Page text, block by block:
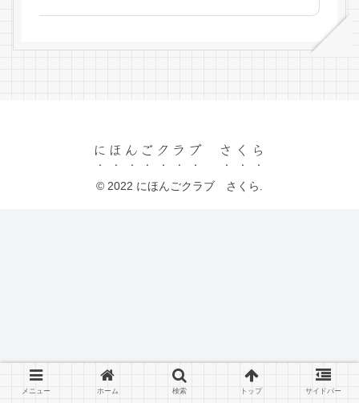
にほんごクラブ さくら
© 2022 にほんごクラブ さくら.
メニュー ホーム 検索 トップ サイドバー